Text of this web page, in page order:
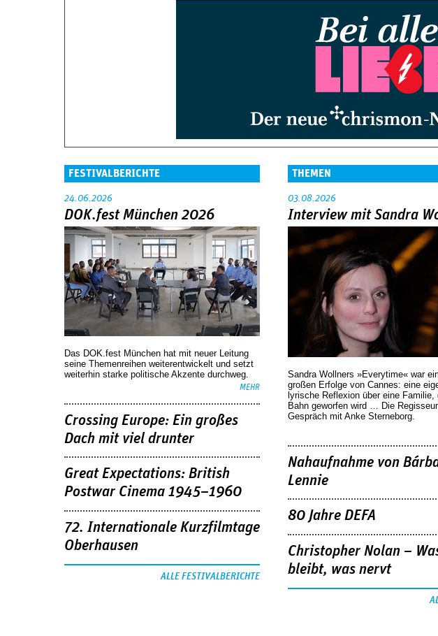
FESTIVALBERICHTE
24.06.2026
DOK.fest München 2026
Das DOK.fest München hat mit neuer Leitung
seine Themenreihen weiterentwickelt und setzt
weiterhin starke politische Akzente durchweg.
MEHR
Crossing Europe: Ein großes
Dach mit viel drunter
Great Expectations: British
Postwar Cinema 1945–1960
72. Internationale Kurzfilmtage
Oberhausen
ALLE FESTIVALBERICHTE
THEMEN
03.08.2026
Interview mit Sandra
Sandra Wollners »Everytime« war
großen Erfolge von Cannes: eine
lyrische Reflexion über eine ­Familie,
Bahn geworfen wird … Die
Gespräch mit Anke Sterneborg.
Nahaufnahme von
Lennie
80 Jahre DEFA
Christopher Nolan –
bleibt, was nervt